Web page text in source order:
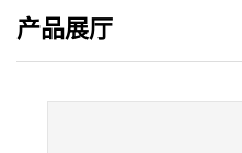
产品展厅